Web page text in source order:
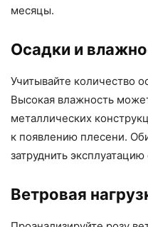
месяцы.
Осадки и
Учитывайте количество
Высокая влажность
металлических
к появлению плесени.
затруднить
Ветровая